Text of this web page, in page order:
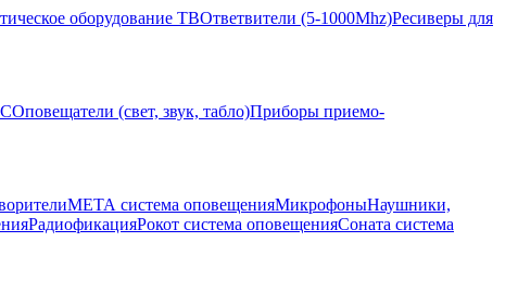
оборудование ТВОтветвители (5-1000Mhz)Ресиверы для
Оповещатели (свет, звук, табло)Приборы приемо-
МЕТА система оповещенияМикрофоныНаушники,
РадиофикацияРокот система оповещенияСоната система